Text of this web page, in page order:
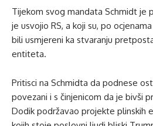
Tijekom svog mandata Schmidt je
je usvojio RS, a koji su, po
bili usmjereni ka stvaranju
entiteta.
Pritisci na Schmidta da podnese
povezani i s činjenicom da je bivši
Dodik podržavao projekte plinskih